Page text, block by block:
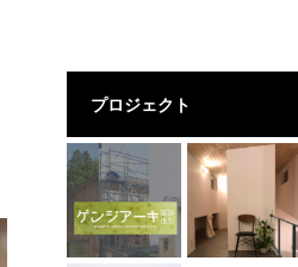
プロジェクト